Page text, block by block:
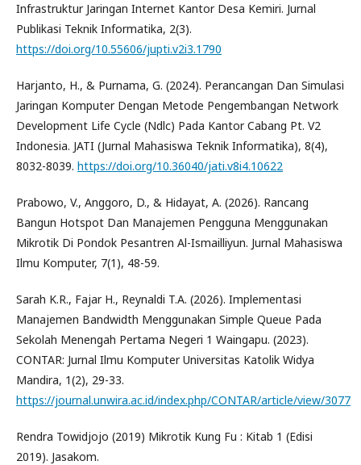
Infrastruktur Jaringan Internet Kantor Desa Kemiri. Jurnal
Publikasi Teknik Informatika, 2(3).
https://doi.org/10.55606/jupti.v2i3.1790
Harjanto, H., & Purnama, G. (2024). Perancangan Dan Simulasi
Jaringan Komputer Dengan Metode Pengembangan Network
Development Life Cycle (Ndlc) Pada Kantor Cabang Pt. V2
Indonesia. JATI (Jurnal Mahasiswa Teknik Informatika), 8(4),
8032-8039. https://doi.org/10.36040/jati.v8i4.10622
Prabowo, V., Anggoro, D., & Hidayat, A. (2026). Rancang
Bangun Hotspot Dan Manajemen Pengguna Menggunakan
Mikrotik Di Pondok Pesantren Al-Ismailliyun. Jurnal Mahasiswa
Ilmu Komputer, 7(1), 48-59.
Sarah K.R., Fajar H., Reynaldi T.A. (2026). Implementasi
Manajemen Bandwidth Menggunakan Simple Queue Pada
Sekolah Menengah Pertama Negeri 1 Waingapu. (2023).
CONTAR: Jurnal Ilmu Komputer Universitas Katolik Widya
Mandira, 1(2), 29-33.
https://journal.unwira.ac.id/index.php/CONTAR/article/view/3077
Rendra Towidjojo (2019) Mikrotik Kung Fu : Kitab 1 (Edisi
2019). Jasakom.